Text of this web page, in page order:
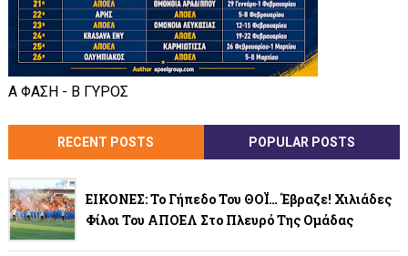
Α ΦΑΣΗ - Β ΓΥΡΟΣ
RECENT POSTS POPULAR POSTS
ΕΙΚΟΝΕΣ: Το Γήπεδο Του ΘΟΪ… Έβραζε! Χιλιάδες
Φίλοι Του ΑΠΟΕΛ Στο Πλευρό Της Ομάδας